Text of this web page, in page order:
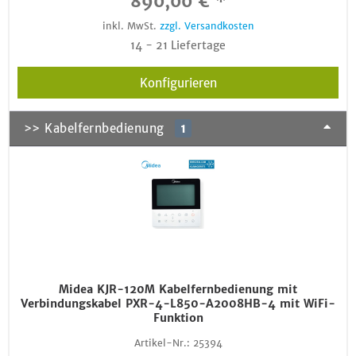
inkl. MwSt. zzgl. Versandkosten
14 - 21 Liefertage
Konfigurieren
>> Kabelfernbedienung 1
Midea KJR-120M Kabelfernbedienung mit
Verbindungskabel PXR-4-L850-A2008HB-4 mit WiFi-
Funktion
Artikel-Nr.: 25394